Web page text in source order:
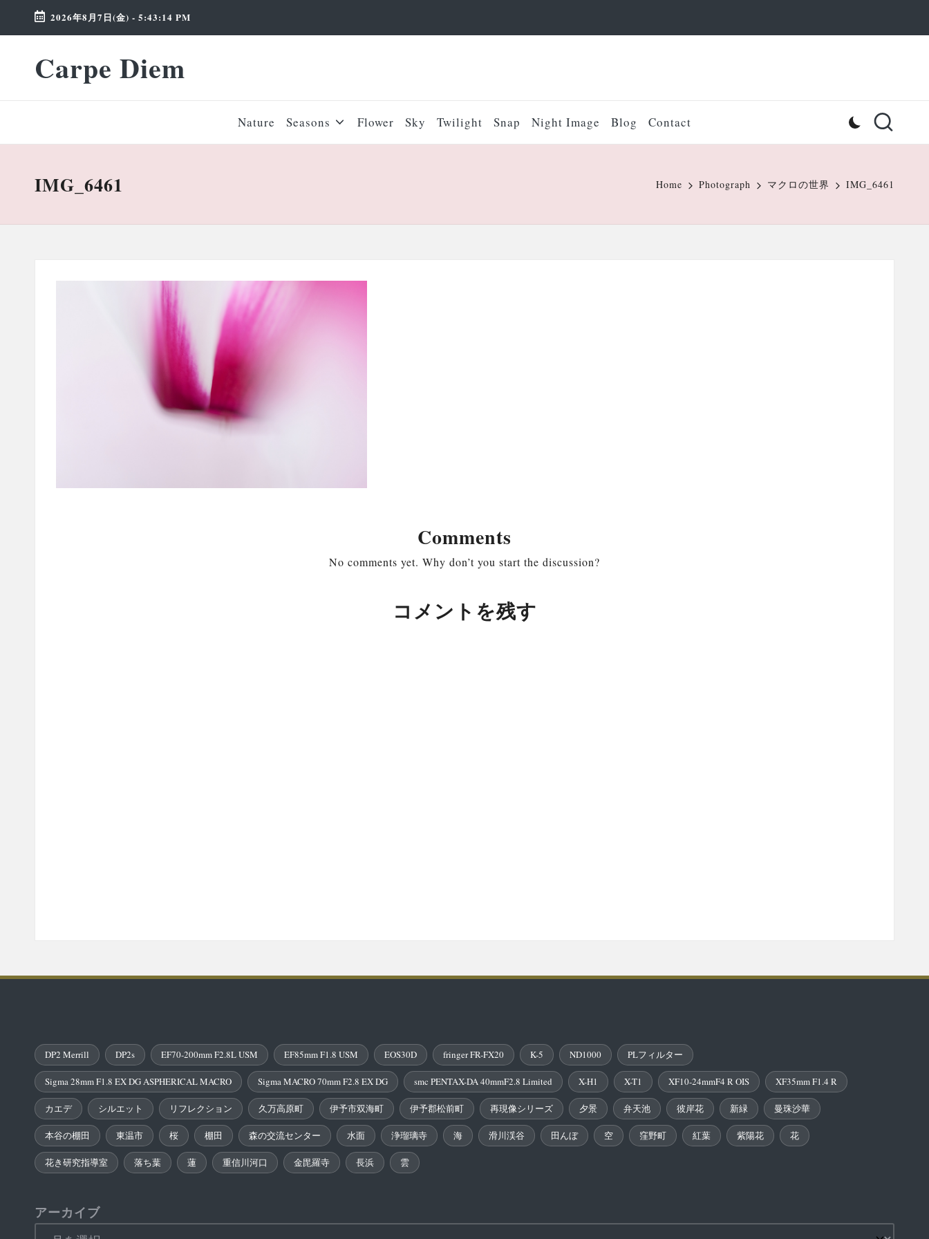
Skip
content
2026年8月7日(金) - 5:43:15 PM
Carpe Diem
Weekend
Wonderland
Nature Seasons Flower Sky Twilight Snap Night Image Blog Contact
IMG_6461 Home Photograph マクロの世界 IMG_6461
Comments
No comments yet. Why don’t you start the discussion?
コメントを残す
DP2 Merrill DP2s EF70-200mm F2.8L USM EF85mm F1.8 USM EOS30D fringer FR-FX20 K-5 ND1000 PLフィルター
Sigma 28mm F1.8 EX DG ASPHERICAL MACRO Sigma MACRO 70mm F2.8 EX DG smc PENTAX-DA 40mmF2.8 Limited X-H1 X-T1 XF10-24mmF4 R OIS XF35mm F1.4 R
カエデ シルエット リフレクション 久万高原町 伊予市双海町 伊予郡松前町 再現像シリーズ 夕景 弁天池 彼岸花 新緑 曼珠沙華
本谷の棚田 東温市 桜 棚田 森の交流センター 水面 浄瑠璃寺 海 滑川渓谷 田んぼ 空 窪野町 紅葉 紫陽花 花
花き研究指導室 落ち葉 蓮 重信川河口 金毘羅寺 長浜 雲
アーカイブ